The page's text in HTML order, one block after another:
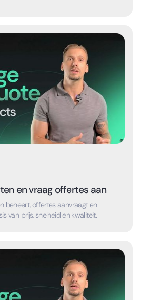
en vraag offertes aan
beheert, offertes aanvraagt en
van prijs, snelheid en kwaliteit.